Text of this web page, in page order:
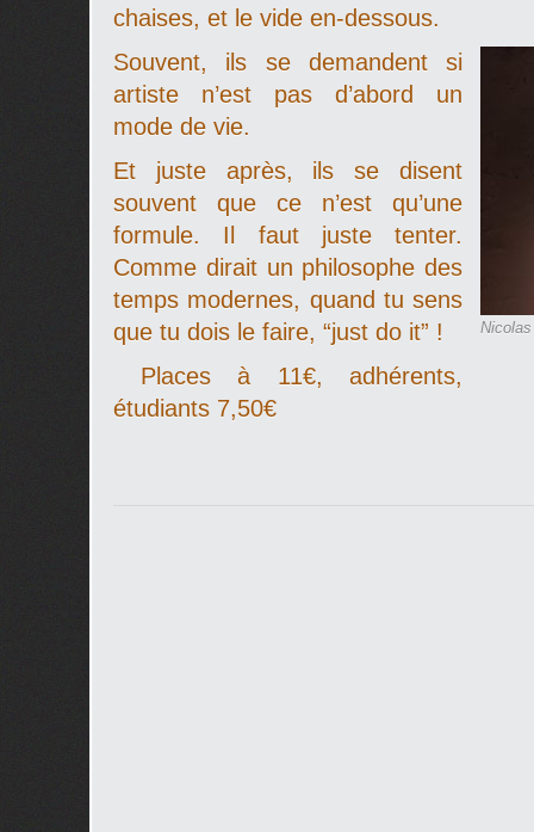
chaises, et le vide en-dessous.
Souvent, ils se demandent si
artiste n’est pas d’abord un
mode de vie.
Et juste après, ils se disent
souvent que ce n’est qu’une
formule. Il faut juste tenter.
Comme dirait un philosophe des
temps modernes, quand tu sens
que tu dois le faire, “just do it” !
Places à 11€, adhérents,
étudiants 7,50€